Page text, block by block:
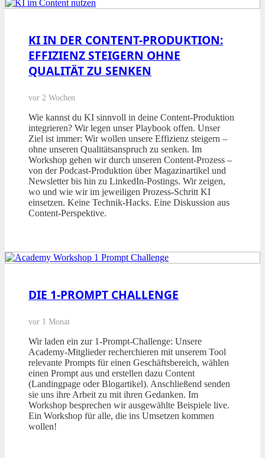
KI IN DER CONTENT-PRODUKTION:
EFFIZIENZ STEIGERN OHNE
QUALITÄT ZU SENKEN
vor 2 Wochen
Wie kannst du KI sinnvoll in deine Content-Produktion
integrieren? Wir legen unser Playbook offen. Unser
Ziel ist immer: Wir wollen unsere Effizienz steigern –
ohne unseren Qualitätsanspruch zu senken. Im
Workshop gehen wir durch unseren Content-Prozess –
von der Podcast-Produktion über Magazinartikel und
Newsletter bis hin zu LinkedIn-Postings. Wir zeigen,
wo und wie wir im jeweiligen Prozess-Schritt KI
einsetzen. Keine Technik-Hacks. Eine Diskussion aus
Content-Perspektive.
DIE 1-PROMPT CHALLENGE
vor 1 Monat
Wir laden ein zur 1-Prompt-Challenge: Unsere
Academy-Mitglieder recherchieren mit unserem Tool
relevante Prompts für einen Geschäftsbereich, wählen
einen Prompt aus und erstellen dazu Content
(Landingpage oder Blogartikel). Anschließend senden
sie uns ihre Arbeit zu mit ihren Gedanken. Im
Workshop besprechen wir ausgewählte Beispiele live.
Ein Workshop für alle, die ins Umsetzen kommen
wollen!